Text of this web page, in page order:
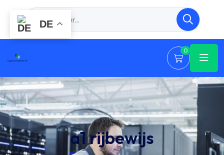
0
a1 rijbewijs
DE